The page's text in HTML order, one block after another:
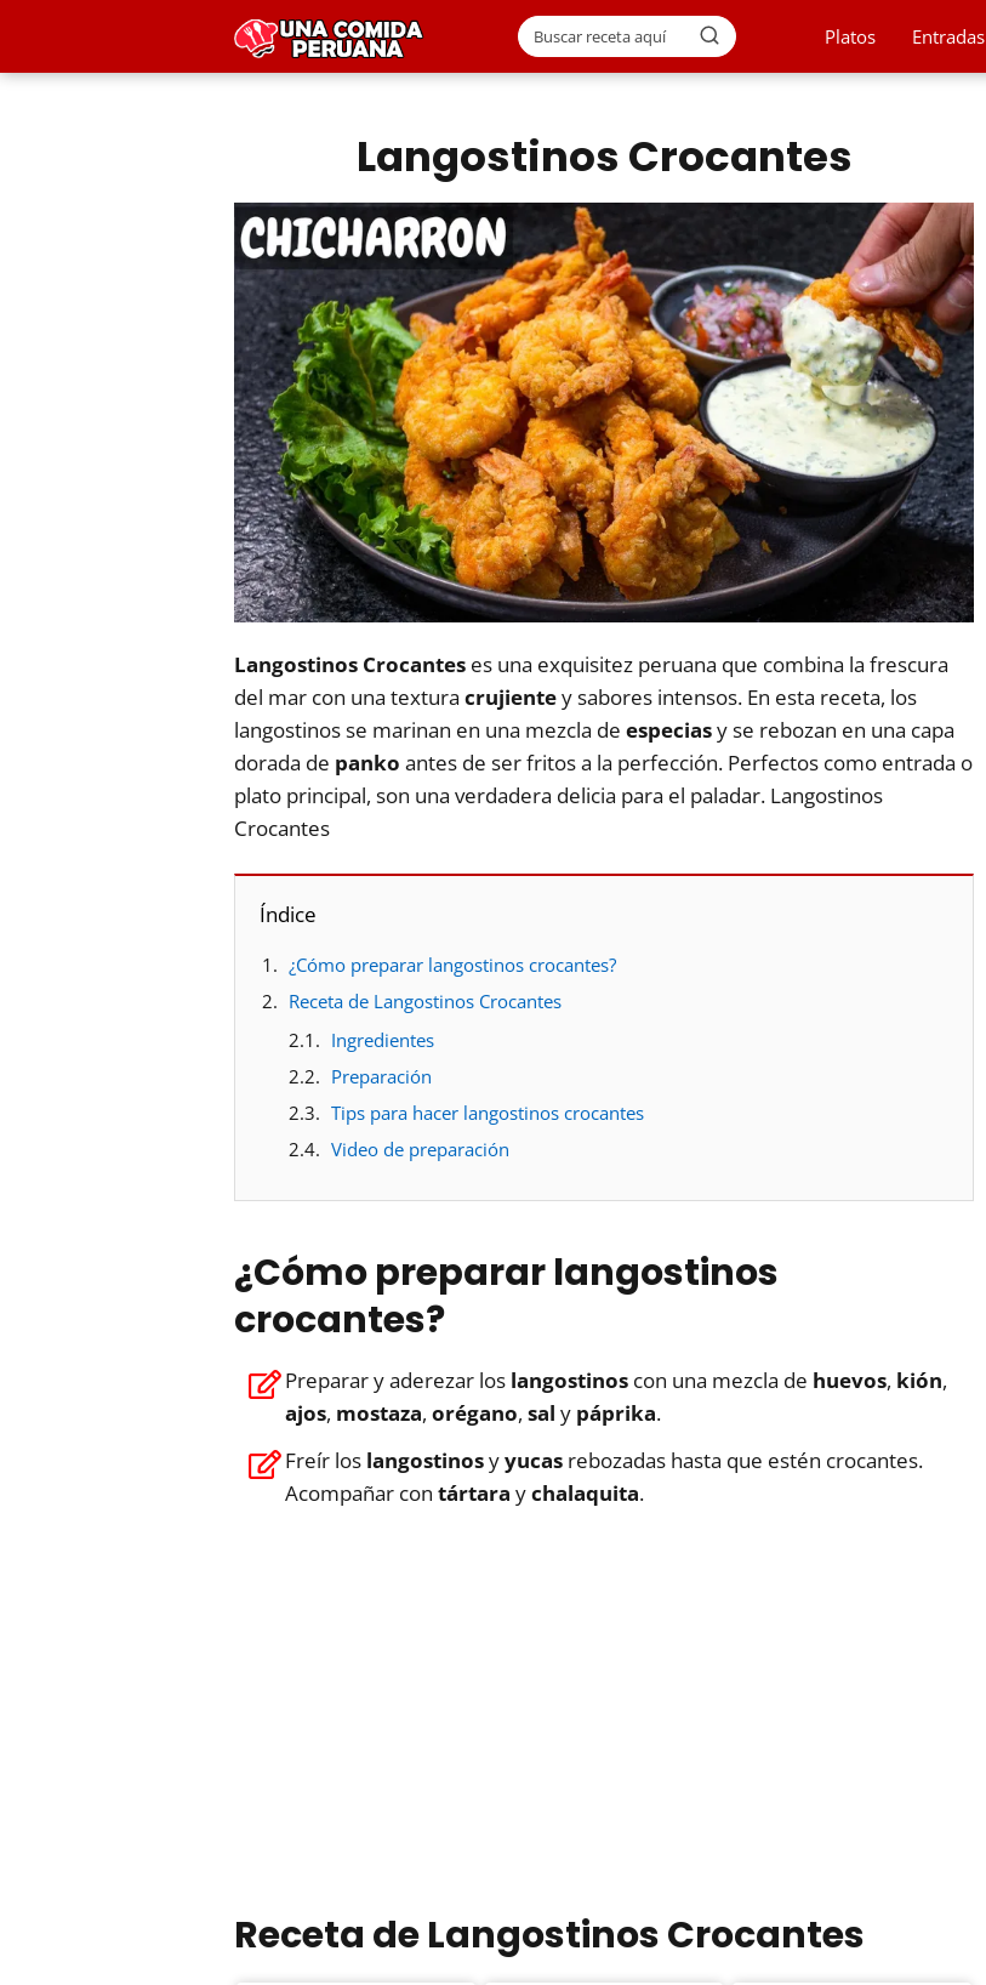
Platos Entradas
Langostinos Crocantes
Langostinos Crocantes es una exquisitez peruana que combina la frescura
del mar con una textura crujientey sabores intensos. En esta receta, los
langostinos se marinan en una mezcla de especiasy se rebozan en una capa
dorada de panko antes de ser fritos a la perfección. Perfectos como entrada o
plato principal, son una verdadera delicia para el paladar. Langostinos
Crocantes
Índice
¿Cómo preparar langostinos crocantes?
Receta de Langostinos Crocantes
Ingredientes
Preparación
Tips para hacer langostinos crocantes
Video de preparación
¿Cómo preparar langostinos
crocantes?
Preparar y aderezar los langostinos con una mezcla de huevos, kión,
ajos, mostaza, orégano, sal y páprika.
Freír los langostinosyyucas rebozadas hasta que estén crocantes.
Acompañar con tártara ychalaquita.
Receta de Langostinos Crocantes